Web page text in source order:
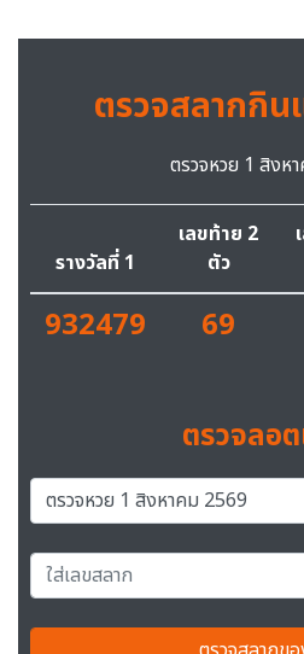
ตรวจสลากกิน
ตรวจหวย 1 สิงห
รางวัลที่ 1
เลขท้าย 2
ตัว
932479 69
ตรวจลอ